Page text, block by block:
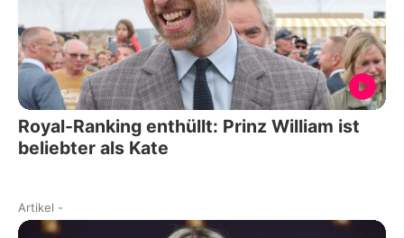
Royal-Ranking enthüllt: Prinz William ist
beliebter als Kate
Artikel -